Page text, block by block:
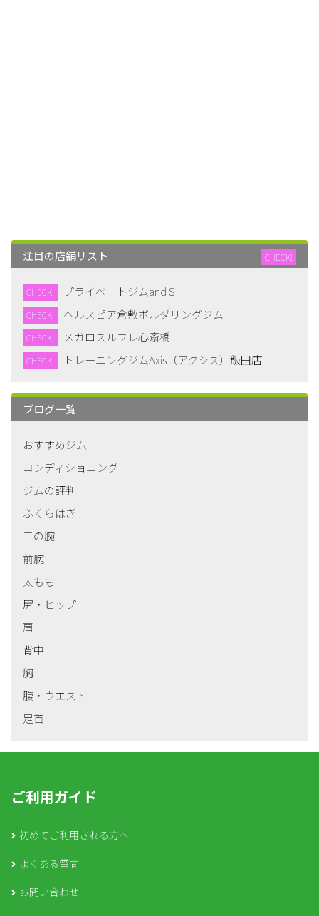
注目の店舗リスト CHECK!
CHECK! プライベートジムand S
CHECK! ヘルスピア倉敷ボルダリングジム
CHECK! メガロスルフレ心斎橋
CHECK! トレーニングジムAxis（アクシス）飯田店
ブログ一覧
おすすめジム
コンディショニング
ジムの評判
ふくらはぎ
二の腕
前腕
太もも
尻・ヒップ
肩
背中
胸
腹・ウエスト
足首
ご利用ガイド
初めてご利用される方へ
よくある質問
お問い合わせ